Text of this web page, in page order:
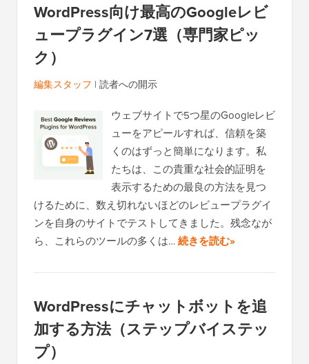
WordPress向け最高のGoogleレビ
ュープラグイン7選（専門家ピッ
ク）
編集スタッフ | 読者への開示
ウェブサイトで5つ星のGoogleレビ
ューをアピールすれば、信頼を築
くのはずっと簡単になります。私
たちは、この貴重な社会的証明を
表示するための最良の方法を見つ
けるために、数え切れないほどのレビュープラグイ
ンを自身のサイトでテストしてきました。残念なが
ら、これらのツールの多くは…続きを読む»
WordPressにチャットボットを追
加する方法（ステップバイステッ
プ）